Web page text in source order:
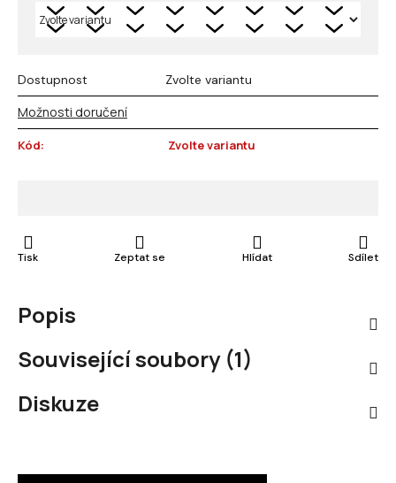
Dostupnost Zvolte variantu
Možnosti doručení
Kód: Zvolte variantu
Tisk Zeptat se Hlídat Sdílet
Popis
Související soubory (1)
Diskuze